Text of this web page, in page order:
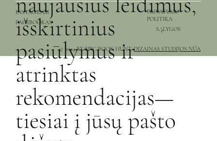
PRIVATUMO
POLITIKA
SĄLYGOS
© 2024 BY EPIC BOOK HUNT.DIZAINAS STUDIJOS NŪA
INSTAGRAM
FACEBOOKAS
išskirtinius
pasiūlymus ir
atrinktas
rekomendacijas—
tiesiai į jūsų pašto